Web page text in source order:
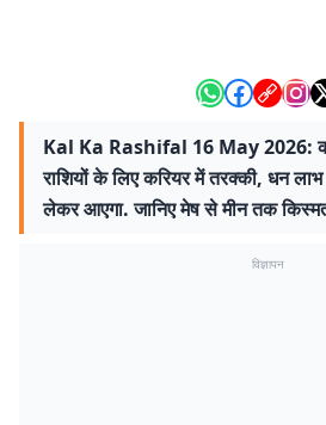
Kal Ka Rashifal 16 May 2026:
राशियों के लिए करियर में तरक्की, धन
लेकर आएगा. जानिए मेष से मीन तक
विज्ञापन